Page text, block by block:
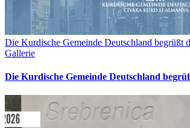
Die Kurdische Gemeinde Deutschland begrüßt
Gallerie
Die Kurdische Gemeinde Deutschland